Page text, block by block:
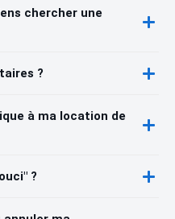
chercher une
?
à ma location de
?